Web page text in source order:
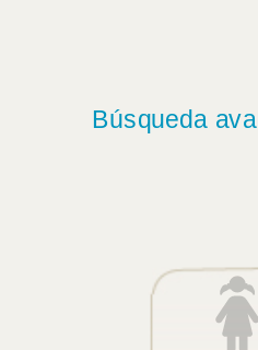
Búsqueda